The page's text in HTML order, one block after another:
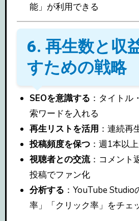
能」が利用できる
6. 再生数と収
すための戦略
SEOを意識する ：タイトル
索ワードを入れる
再生リストを活用 ：連続再
投稿頻度を保つ ：週1本以
視聴者との交流：コメント
投稿でファン化
分析する ：YouTube
率」「クリック率」をチェ